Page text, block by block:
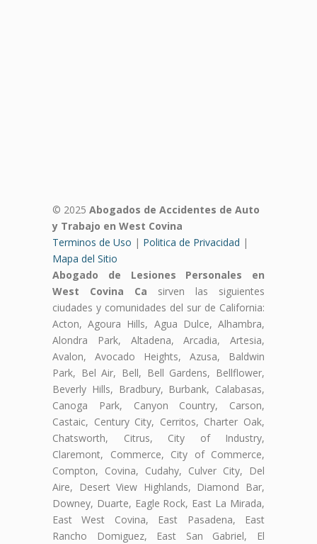
© 2025 Abogados de Accidentes de Auto
y Trabajo en West Covina
Terminos de Uso | Politica de Privacidad |
Mapa del Sitio
Abogado de Lesiones Personales en
West Covina Ca sirven las siguientes
ciudades y comunidades del sur de California:
Acton, Agoura Hills, Agua Dulce, Alhambra,
Alondra Park, Altadena, Arcadia, Artesia,
Avalon, Avocado Heights, Azusa, Baldwin
Park, Bel Air, Bell, Bell Gardens, Bellflower,
Beverly Hills, Bradbury, Burbank, Calabasas,
Canoga Park, Canyon Country, Carson,
Castaic, Century City, Cerritos, Charter Oak,
Chatsworth, Citrus, City of Industry,
Claremont, Commerce, City of Commerce,
Compton, Covina, Cudahy, Culver City, Del
Aire, Desert View Highlands, Diamond Bar,
Downey, Duarte, Eagle Rock, East La Mirada,
East West Covina, East Pasadena, East
Rancho Domiguez, East San Gabriel, El